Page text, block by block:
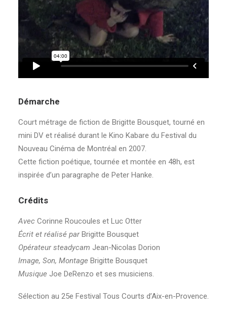
Démarche
Court métrage de fiction de Brigitte Bousquet, tourné en
mini DV et réalisé durant le Kino Kabare du Festival du
Nouveau Cinéma de Montréal en 2007.
Cette fiction poétique, tournée et montée en 48h, est
inspirée d’un paragraphe de Peter Hanke.
Crédits
Avec Corinne Roucoules et Luc Otter
Écrit et réalisé parBrigitte Bousquet
Opérateur steadycam Jean-Nicolas Dorion
Image, Son, Montage Brigitte Bousquet
Musique Joe DeRenzo et ses musiciens.
Sélection au 25e Festival Tous Courts d’Aix-en-Provence.